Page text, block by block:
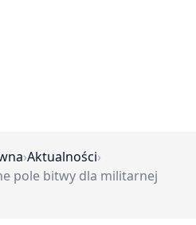
›Aktualności›
pole bitwy dla militarnej